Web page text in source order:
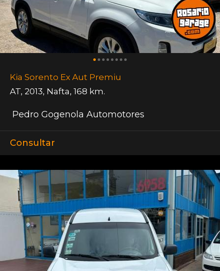
Kia Sorento Ex Aut Premiu
AT, 2013, Nafta, 168 km.
Pedro Gogenola Automotores
Consultar